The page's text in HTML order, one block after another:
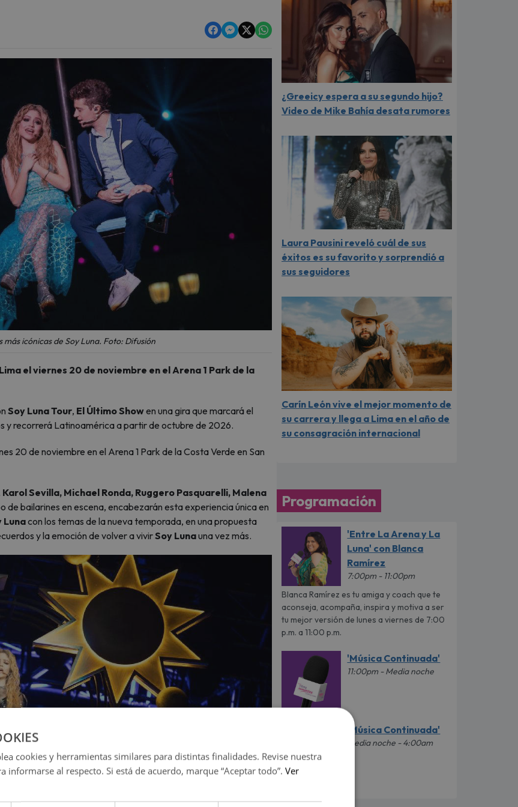
más icónicas de Soy Luna. Foto: Difusión
el viernes 20 de noviembre en el Arena 1 Park de la
Soy Luna Tour, El Último Showen una gira que marcará el
y recorrerá Latinoamérica a partir de octubre de 2026.
20 de noviembre en el Arena 1 Park de la Costa Verde en San
Karol Sevilla, Michael Ronda, Ruggero Pasquarelli, Malena
de bailarines en escena, encabezarán esta experiencia única en
Lunacon los temas de la nueva temporada, en una propuesta
y la emoción de volver a vivirSoy Lunauna vez más.
¿Greeicy espera a su segundo hijo?
Video de Mike Bahía desata rumores
Laura Pausini reveló cuál de sus
éxitos es su favorito y sorprendió a
sus seguidores
Carín León vive el mejor momento de
su carrera y llega a Lima en el año de
su consagración internacional
Programación
'Entre La Arena y La
Luna' con Blanca
Ramírez
7:00pm - 11:00pm
Blanca Ramírez es tu amiga y coach que te
aconseja, acompaña, inspira y motiva a ser
tu mejor versión de lunes a viernes de 7:00
p.m. a 11:00 p.m.
'Música Continuada'
11:00pm - Media noche
'Música Continuada'
Media noche - 4:00am
cookies y herramientas similares para distintas finalidades. Revise nuestra
informarse al respecto. Si está de acuerdo, marque “Aceptar todo”. Ver